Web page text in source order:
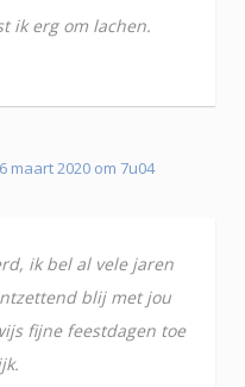
ik erg om lachen.
maart 2020 om 7u04
ik bel al vele jaren
blij met jou
fijne feestdagen toe